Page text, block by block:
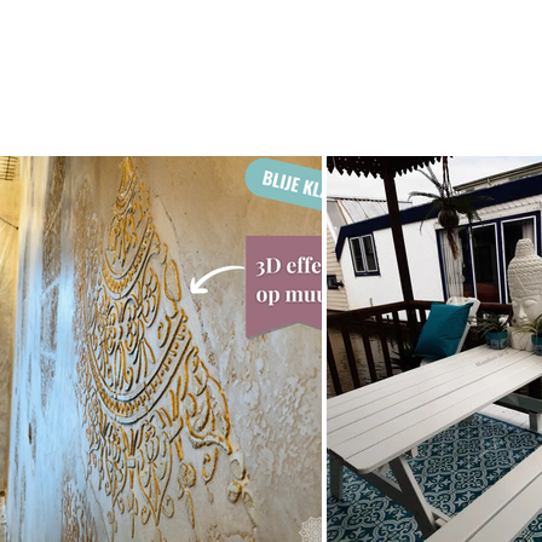
Ben je op zoek naar de geboorte